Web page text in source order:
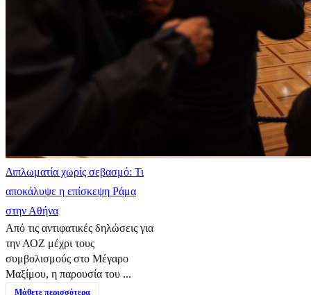
Διπλωματία χωρίς σεβασμό: Τι
αποκάλυψε η επίσκεψη Ράμα
στην Αθήνα
Από τις αντιφατικές δηλώσεις για
την ΑΟΖ μέχρι τους
συμβολισμούς στο Μέγαρο
Μαξίμου, η παρουσία του ...
Μάθετε περισσότερα